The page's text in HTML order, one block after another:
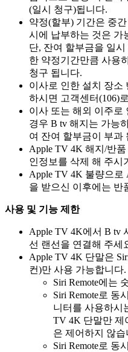
(일시 청구)됩니다.
약정(할부) 기간은 중
시에 납부하는 것은 가
단, 잔여 할부금을 일
한 약정기간만큼 사용
청구 됩니다.
이사로 인한 설치 장소
하시면 고객센터(106)
이사 또는 해외 이주로
경우 B tv 해지는 가능
여 잔여 할부금이 부과
Apple TV 4K 해지/반
인정보를 삭제 해 주시
Apple TV 4K 불량으로
을 받으신 이후에는 반
사용 및 기능 제한
Apple TV 4K에서 B tv
선 랜선을 연결해 주세
Apple TV 4K 단말은
컨)만 사용 가능합니다.
Siri Remote에는
Siri Remote로 동
니터를 사용하시
TV 4K 단말만 제
은 제어하지 않습
Siri Remote로 동